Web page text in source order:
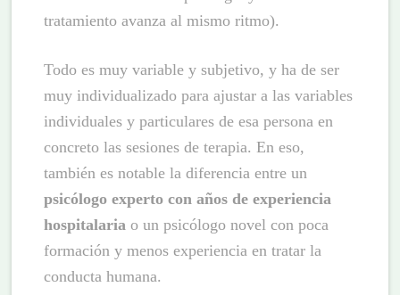
tratamiento avanza al mismo ritmo).
Todo es muy variable y subjetivo, y ha de ser
muy individualizado para ajustar a las variables
individuales y particulares de esa persona en
concreto las sesiones de terapia. En eso,
también es notable la diferencia entre un
psicólogo experto con años de experiencia
hospitalaria o un psicólogo novel con poca
formación y menos experiencia en tratar la
conducta humana.